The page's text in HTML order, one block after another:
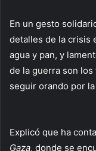
En un gesto
detalles de la crisis
agua y pan, y
de la guerra son los
seguir orando por
Explicó que ha
Gaza, donde se